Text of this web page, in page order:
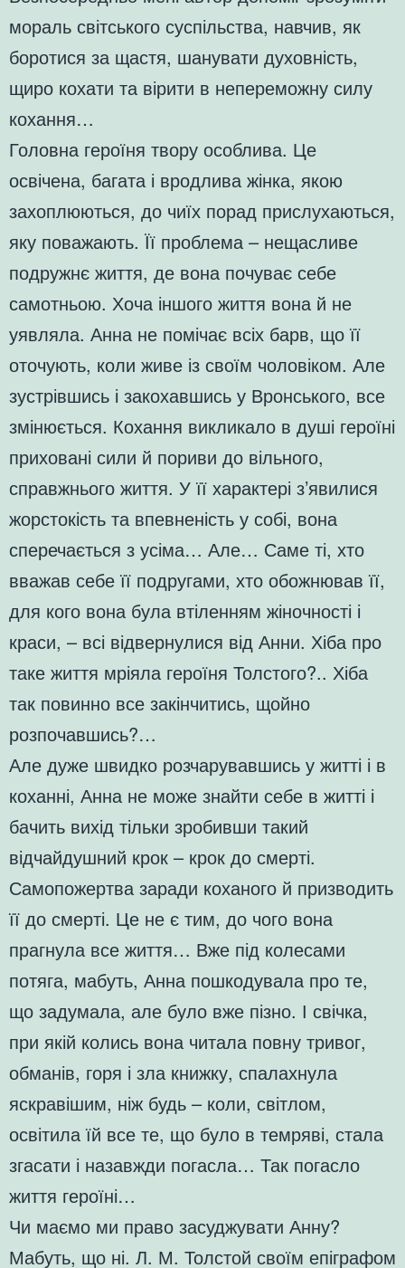
мораль світського суспільства, навчив, як
боротися за щастя, шанувати духовність,
щиро кохати та вірити в непереможну силу
кохання…
Головна героїня твору особлива. Це
освічена, багата і вродлива жінка, якою
захоплюються, до чиїх порад прислухаються,
яку поважають. Її проблема – нещасливе
подружнє життя, де вона почуває себе
самотньою. Хоча іншого життя вона й не
уявляла. Анна не помічає всіх барв, що її
оточують, коли живе із своїм чоловіком. Але
зустрівшись і закохавшись у Вронського, все
змінюється. Кохання викликало в душі героїні
приховані сили й пориви до вільного,
справжнього життя. У її характері з’явилися
жорстокість та впевненість у собі, вона
сперечається з усіма… Але… Саме ті, хто
вважав себе її подругами, хто обожнював її,
для кого вона була втіленням жіночності і
краси, – всі відвернулися від Анни. Хіба про
таке життя мріяла героїня Толстого?.. Хіба
так повинно все закінчитись, щойно
розпочавшись?…
Але дуже швидко розчарувавшись у житті і в
коханні, Анна не може знайти себе в житті і
бачить вихід тільки зробивши такий
відчайдушний крок – крок до смерті.
Самопожертва заради коханого й призводить
її до смерті. Це не є тим, до чого вона
прагнула все життя… Вже під колесами
потяга, мабуть, Анна пошкодувала про те,
що задумала, але було вже пізно. І свічка,
при якій колись вона читала повну тривог,
обманів, горя і зла книжку, спалахнула
яскравішим, ніж будь – коли, світлом,
освітила їй все те, що було в темряві, стала
згасати і назавжди погасла… Так погасло
життя героїні…
Чи маємо ми право засуджувати Анну?
Мабуть, що ні. Л. М. Толстой своїм епіграфом